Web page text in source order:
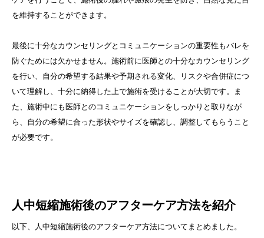
を維持することができます。
最後に十分なカウンセリングとコミュニケーションの重要性もバレを
防ぐためには欠かせません。施術前に医師との十分なカウンセリング
を行い、自分の希望する結果や予期される変化、リスクや合併症につ
いて理解し、十分に納得した上で施術を受けることが大切です。ま
た、施術中にも医師とのコミュニケーションをしっかりと取りなが
ら、自分の希望に合った形状やサイズを確認し、調整してもらうこと
が必要です。
人中短縮施術後のアフターケア方法を紹介
以下、人中短縮施術後のアフターケア方法についてまとめました。